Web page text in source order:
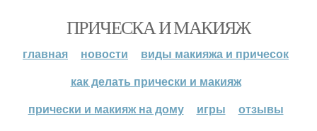
ПРИЧЕСКА И МАКИЯЖ
главная новости
виды макияжа и причесок
как делать прически и макияж
прически и макияж на дому
игры отзывы